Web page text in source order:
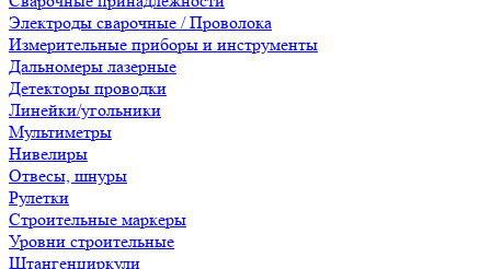
Электроды сварочные / Проволока
Измерительные приборы и инструменты
Дальномеры лазерные
Детекторы проводки
Линейки/угольники
Мультиметры
Нивелиры
Отвесы, шнуры
Рулетки
Строительные маркеры
Уровни строительные
Штангенциркули